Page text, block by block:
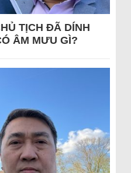
TỊCH ĐÃ DÍNH
ÂM MƯU GÌ?